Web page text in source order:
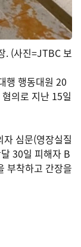
. (사진=JTBC 보
행 행동대원 20
의로 지난 15일
심문(영장실질
30일 피해자 B
부착하고 간장을